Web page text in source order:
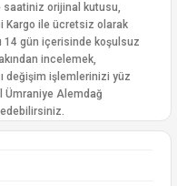
saatiniz orijinal kutusu,
Kargo ile ücretsiz olarak
14 gün içerisinde koşulsuz
incelemek,
değişim işlemlerinizi yüz
Ümraniye Alemdağ